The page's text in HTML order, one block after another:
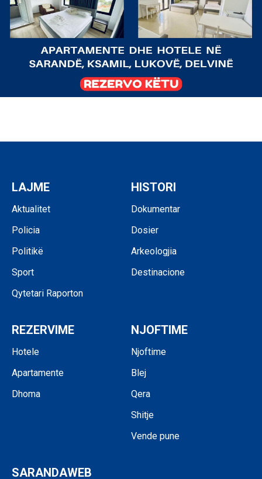
LAJME
Aktualitet
Policia
Politikë
Sport
Qytetari Raporton
HISTORI
Dokumentar
Dosier
Arkeologjia
Destinacione
REZERVIME
Hotele
Apartamente
Dhoma
NJOFTIME
Njoftime
Blej
Qera
Shitje
Vende pune
SARANDAWEB